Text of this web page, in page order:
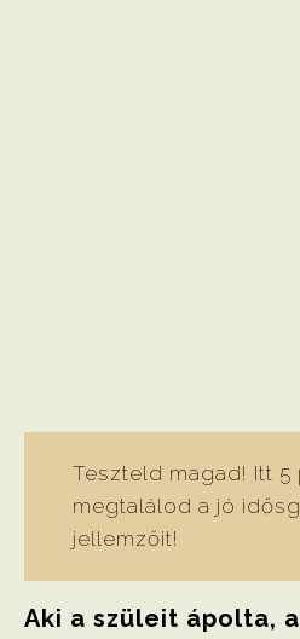
Teszteld magad! Itt 5
megtalálod a jó
jellemzőit!
Aki a szüleit ápolta,